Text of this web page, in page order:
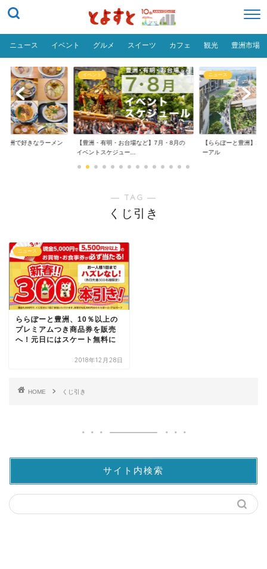
ニュース イベント グルメ スイーツ カフェ 観光 豊洲市場
豊洲で好きなラーメン
イベント
【豊洲・有明・お台場など】7月・8月の
イベントスケジュー...
ニュース
【ららぽーと豊洲】
ーアル
― TAG ―
くじ引き
ニュース
ららぽーと豊洲、10％以上の
プレミアムつき商品券を販売
へ！元日にはスケート無料に
2018年12月28日
HOME くじ引き
サイト内検索